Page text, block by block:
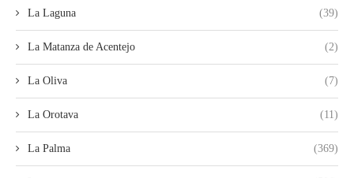
La Laguna (39)
La Matanza de Acentejo (2)
La Oliva (7)
La Orotava (11)
La Palma (369)